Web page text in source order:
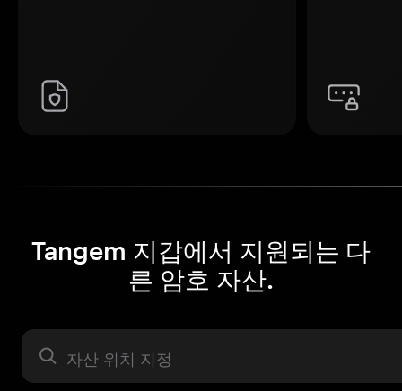
Tangem 지갑에서 지원되는 다
른 암호 자산.
자산 라벨